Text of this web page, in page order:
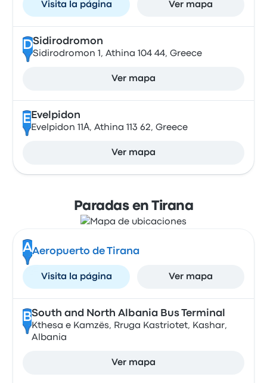
Visita la página Ver mapa
DSidirodromon
Sidirodromon 1, Athina 104 44, Greece
Ver mapa
E Evelpidon
Evelpidon 11Α, Athina 113 62, Greece
Ver mapa
Paradas en Tirana
AAeropuerto de Tirana
Visita la página Ver mapa
BSouth and North Albania Bus Terminal
Kthesa e Kamzës, Rruga Kastriotet, Kashar,
Albania
Ver mapa